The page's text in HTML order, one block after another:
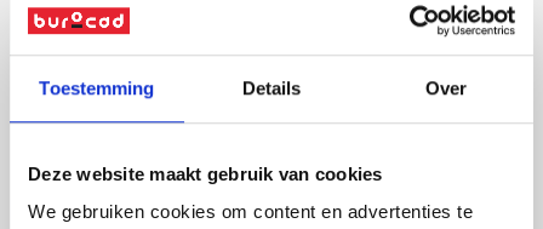
Toestemming Details Over
Deze website maakt gebruik van cookies
We gebruiken cookies om content en advertenties te